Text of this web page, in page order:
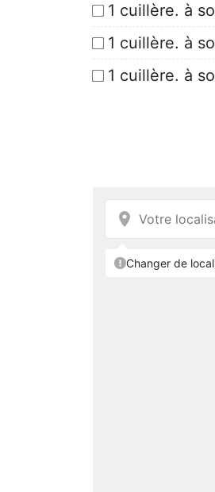
1 cuillère. à
1 cuillère. à
1 cuillère. à